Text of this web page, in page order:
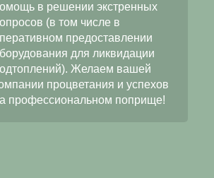
в решении экстренных
(в том числе в
предоставлении
для ликвидации
Желаем вашей
процветания и успехов
профессиональном поприще!